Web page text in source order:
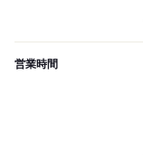
営業時間